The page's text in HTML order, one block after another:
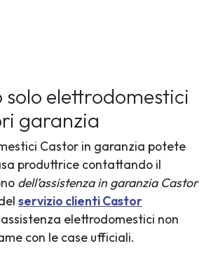
elettrodomestici
garanzia
Castor in garanzia potete
produttrice contattando il
dell’assistenza in garanzia Castor
servizio clienti Castor
elettrodomestici non
con le case ufficiali.